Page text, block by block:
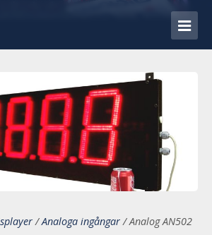
/Analoga ingångar /Analog AN502